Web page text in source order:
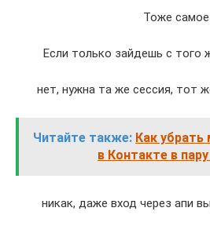
Тоже самое
Если только зайдешь с того
нет, нужна та же сессия, тот
Читайте также: Как убрать
в Контакте в
никак, даже вход через апи